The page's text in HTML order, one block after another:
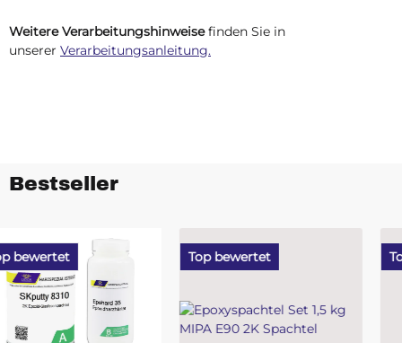
Weitere Verarbeitungshinweisefinden Sie in
unserer Verarbeitungsanleitung.
Bestseller
Top bewertet Top bewertet